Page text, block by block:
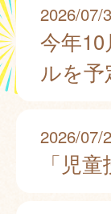
2026/07/
今年
ルを
2026/07/
「児